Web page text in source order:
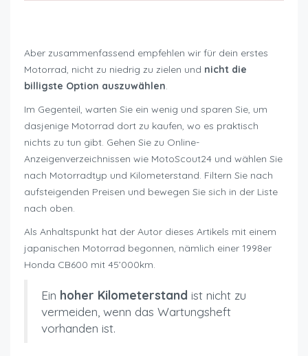
Aber zusammenfassend empfehlen wir für dein erstes
Motorrad, nicht zu niedrig zu zielen und nicht die
billigste Option auszuwählen.
Im Gegenteil, warten Sie ein wenig und sparen Sie, um
dasjenige Motorrad dort zu kaufen, wo es praktisch
nichts zu tun gibt. Gehen Sie zu Online-
Anzeigenverzeichnissen wie MotoScout24 und wählen Sie
nach Motorradtyp und Kilometerstand. Filtern Sie nach
aufsteigenden Preisen und bewegen Sie sich in der Liste
nach oben.
Als Anhaltspunkt hat der Autor dieses Artikels mit einem
japanischen Motorrad begonnen, nämlich einer 1998er
Honda CB600 mit 45’000km.
Ein hoher Kilometerstand ist nicht zu
vermeiden, wenn das Wartungsheft
vorhanden ist.